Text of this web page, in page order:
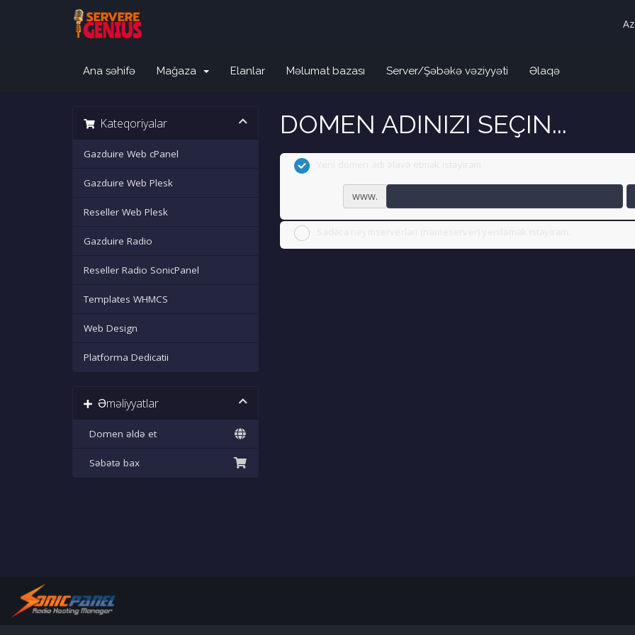
Ana səhifə Mağaza Elanlar Məlumat bazası Server/Şəbəkə vəziyyəti Əlaqə
Kateqoriyalar
Gazduire Web cPanel
Gazduire Web Plesk
Reseller Web Plesk
Gazduire Radio
Reseller Radio SonicPanel
Templates WHMCS
Web Design
Platforma Dedicatii
Əməliyyatlar
Domen əldə et
Səbətə bax
DOMEN ADINIZI SEÇIN...
www.